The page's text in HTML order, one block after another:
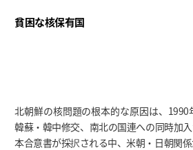
貧困な核保有国
北朝鮮の核問題の根本的な原因は、1990
韓蘇・韓中修交、南北の国連への同時加
本合意書が採択される中、米朝・日朝関